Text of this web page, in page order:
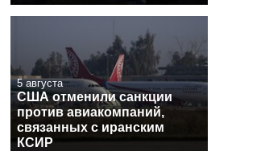
5 августа
США отменили санкции
против авиакомпаний,
связанных с иранским
КСИР